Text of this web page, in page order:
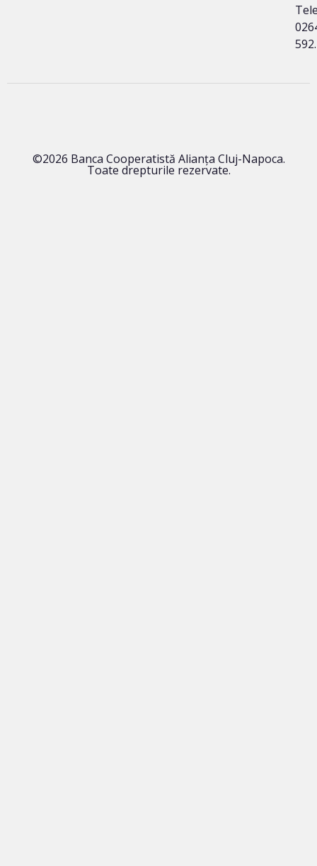
©2026 Banca Cooperatistă Alianța Cluj-Napoca.
Toate drepturile rezervate.